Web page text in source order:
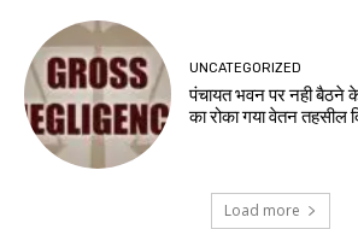
UNCATEGORIZED
पंचायत भवन पर नही बैठने
का रोका गया वेतन तहसील
Load more